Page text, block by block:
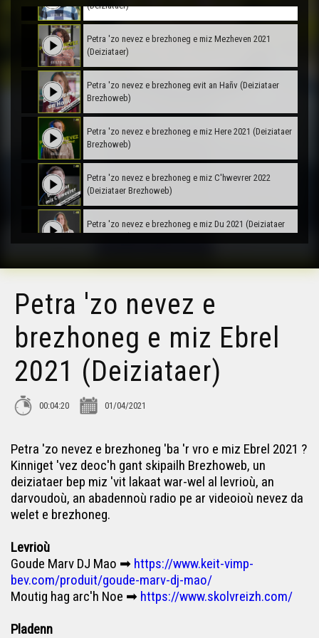
(Deiziataer)
Petra 'zo nevez e brezhoneg e miz Mezheven 2021
(Deiziataer)
Petra 'zo nevez e brezhoneg evit an Hañv (Deiziataer
Brezhoweb)
Petra 'zo nevez e brezhoneg e miz Here 2021 (Deiziataer
Brezhoweb)
Petra 'zo nevez e brezhoneg e miz C'hwevrer 2022
(Deiziataer Brezhoweb)
Petra 'zo nevez e brezhoneg e miz Du 2021 (Deiziataer
Petra 'zo nevez e brezhoneg e miz Meurzh 2022
Petra 'zo nevez e brezhoneg evit an Nedeleg 2021
(Deiziataer Brezhoweb)
Petra 'zo nevez e brezhoneg e miz Genver 2022
(Deiziataer Brezhoweb)
Petra 'zo nevez e brezhoneg e miz Ebrel 2022 ? -
Petra 'zo nevez e brezhoneg e miz Mae 2022 ? -
Deiziataer Brezhoweb
Petra 'zo nevez e brezhoneg e miz Even 2022 ? -
Deiziataer Brezhoweb
Deiziataer Brezhoweb
Petra 'zo nevez e brezhoneg evit an Distro-skol
(Deiziataer Brezhoweb)
Petra 'zo nevez e
brezhoneg e miz Ebrel
2021 (Deiziataer)
00:04:20 01/04/2021
Petra 'zo nevez e brezhoneg 'ba 'r vro e miz Ebrel 2021 ?
Kinniget 'vez deoc'h gant skipailh Brezhoweb, un
deiziataer bep miz 'vit lakaat war-wel al levrioù, an
darvoudoù, an abadennoù radio pe ar videoioù nevez da
welet e brezhoneg.
Levrioù
Goude Marv DJ Mao ➡ https://www.keit-vimp-
bev.com/produit/goude-marv-dj-mao/
Moutig hag arc'h Noe ➡ https://www.skolvreizh.com/
Pladenn